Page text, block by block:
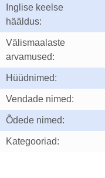
Inglise keelse
hääldus:
Välismaalaste
arvamused:
Hüüdnimed:
Vendade nimed:
Õdede nimed:
Kategooriad: